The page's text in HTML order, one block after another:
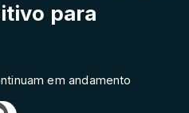
para
em andamento